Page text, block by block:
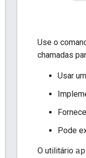
Use o
chamadas
Usar
Pode
O utilitário